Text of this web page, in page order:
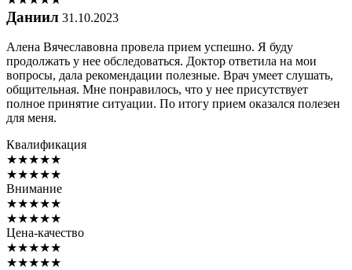
Даниил 31.10.2023
Алена Вячеславовна провела прием успешно. Я буду
продолжать у нее обследоваться. Доктор ответила на мои
вопросы, дала рекомендации полезные. Врач умеет слушать,
общительная. Мне понравилось, что у нее присутствует
полное принятие ситуации. По итогу прием оказался полезен
для меня.
Квалификация
★★★★★
★★★★★
Внимание
★★★★★
★★★★★
Цена-качество
★★★★★
★★★★★